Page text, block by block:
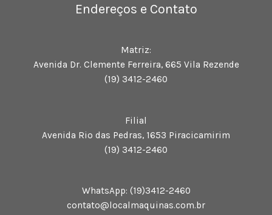
Endereços e Contato
Matriz:
Avenida Dr. Clemente Ferreira, 665 Vila Rezende
(19) 3412-2460
Filial
Avenida Rio das Pedras, 1653 Piracicamirim
(19) 3412-2460
WhatsApp: (19)3412-2460
contato@localmaquinas.com.br